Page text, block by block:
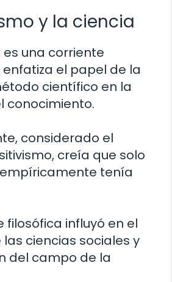
y la ciencia
es una corriente
el papel de la
científico en la
conocimiento.
considerado el
creía que solo
tenía
filosófica influyó en el
ciencias sociales y
del campo de la